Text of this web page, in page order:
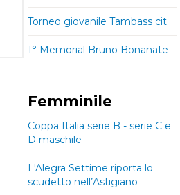
Torneo giovanile Tambass cit
1° Memorial Bruno Bonanate
Femminile
Coppa Italia serie B - serie C e
D maschile
L'Alegra Settime riporta lo
scudetto nell’Astigiano